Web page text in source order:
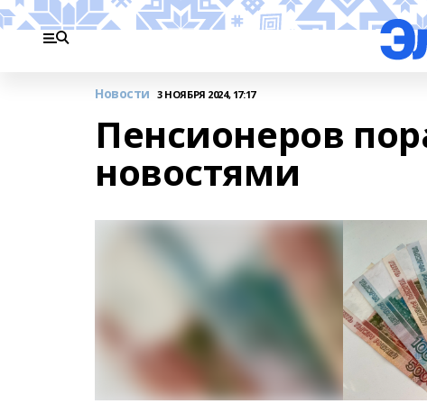
Новости 3 НОЯБРЯ 2024, 17:17
Пенсионеров
новостями